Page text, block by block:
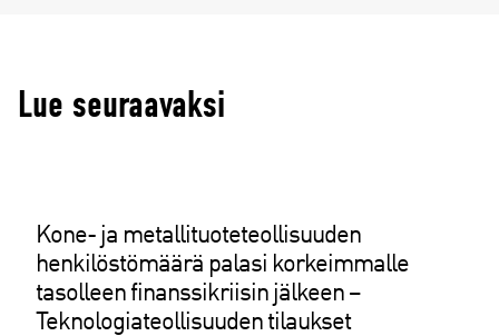
Lue seuraavaksi
Kone- ja metallituoteteollisuuden
henkilöstömäärä palasi korkeimmalle
tasolleen finanssikriisin jälkeen –
Teknologiateollisuuden tilaukset